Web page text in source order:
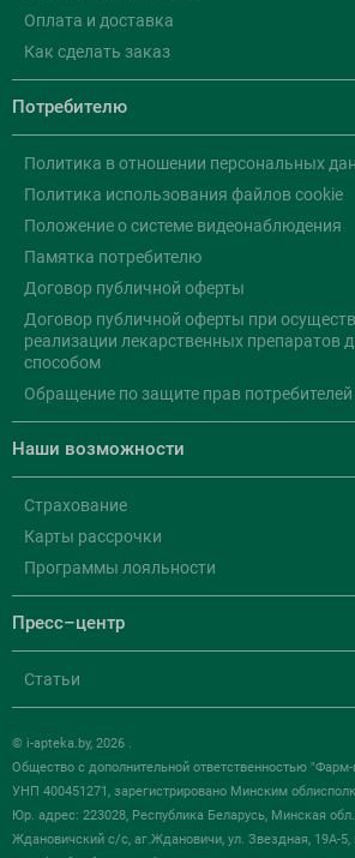
Оплата и доставка
Как сделать заказ
Потребителю
Политика в отношении персональных
Политика использования файлов cookie
Положение о системе видеонаблюдения
Памятка потребителю
Договор публичной оферты
Договор публичной оферты при
реализации лекарственных препаратов
способом
Обращение по защите прав потребителей
Наши возможности
Страхование
Карты рассрочки
Программы лояльности
Пресс–центр
Статьи
© i-apteka.by, 2026 .
Общество с дополнительной ответственностью "Фарм-
УНП 400451271, зарегистрировано Минским
Юр. адрес: 223028, Республика Беларусь, Минская
Ждановичский с/с, аг.Ждановичи, ул. Звездная, 19А-5,